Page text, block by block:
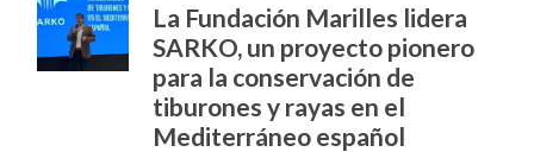
La Fundación Marilles lidera
SARKO, un proyecto pionero
para la conservación de
tiburones y rayas en el
Mediterráneo español